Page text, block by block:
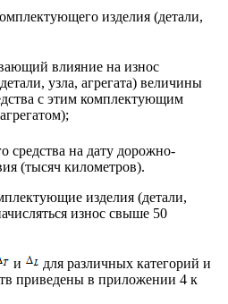
изделия (детали,
влияние на износ
узла, агрегата) величины
с этим комплектующим
средства на дату дорожно-
(тысяч километров).
изделия (детали,
износ свыше 50
и
для различных категорий и
приведены в приложении 4 к